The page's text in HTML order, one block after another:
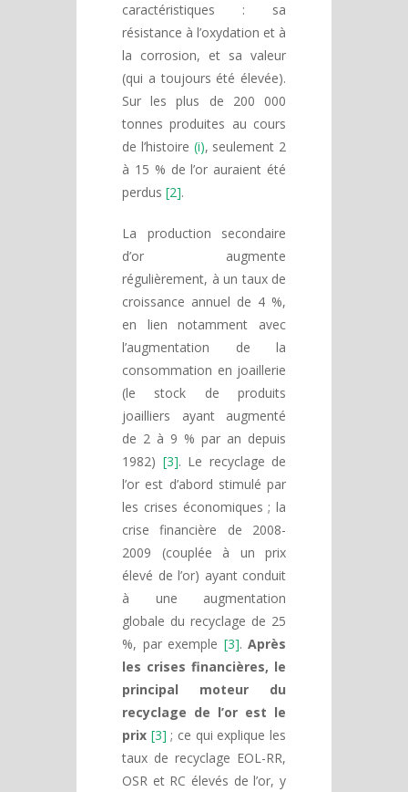
caractéristiques : sa
résistance à l’oxydation et à
la corrosion, et sa valeur
(qui a toujours été élevée).
Sur les plus de 200 000
tonnes produites au cours
de l’histoire (i), seulement 2
à 15 % de l’or auraient été
perdus [2].
La production secondaire
d’or augmente
régulièrement, à un taux de
croissance annuel de 4 %,
en lien notamment avec
l’augmentation de la
consommation en joaillerie
(le stock de produits
joailliers ayant augmenté
de 2 à 9 % par an depuis
1982) [3]. Le recyclage de
l’or est d’abord stimulé par
les crises économiques ; la
crise financière de 2008-
2009 (couplée à un prix
élevé de l’or) ayant conduit
à une augmentation
globale du recyclage de 25
%, par exemple [3]. Après
les crises financières, le
principal moteur du
recyclage de l’or est le
prix [3] ; ce qui explique les
taux de recyclage EOL-RR,
OSR et RC élevés de l’or, y